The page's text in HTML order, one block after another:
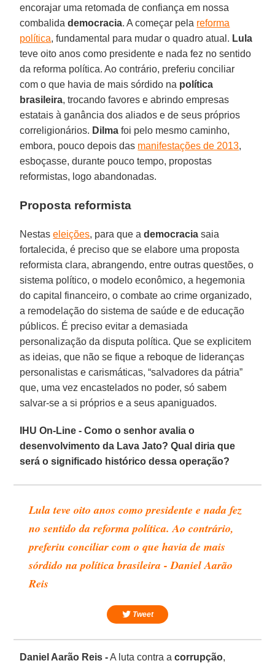
encorajar uma retomada de confiança em nossa
combalidademocracia. A começar pela reforma
política, fundamental para mudar o quadro atual. Lula
teve oito anos como presidente e nada fez no sentido
da reforma política. Ao contrário, preferiu conciliar
com o que havia de mais sórdido na política
brasileira, trocando favores e abrindo empresas
estatais à ganância dos aliados e de seus próprios
correligionários. Dilma foi pelo mesmo caminho,
embora, pouco depois das manifestações de 2013,
esboçasse, durante pouco tempo, propostas
reformistas, logo abandonadas.
Proposta reformista
Nestaseleições, para que ademocracia saia
fortalecida, é preciso que se elabore uma proposta
reformista clara, abrangendo, entre outras questões, o
sistema político, o modelo econômico, a hegemonia
do capital financeiro, o combate ao crime organizado,
a remodelação do sistema de saúde e de educação
públicos. É preciso evitar a demasiada
personalização da disputa política. Que se explicitem
as ideias, que não se fique a reboque de lideranças
personalistas e carismáticas, “salvadores da pátria”
que, uma vez encastelados no poder, só sabem
salvar-se a si próprios e a seus apaniguados.
IHU On-Line - Como o senhor avalia o
desenvolvimento da Lava Jato? Qual diria que
será o significado histórico dessa operação?
Lula teve oito anos como presidente e nada fez
no sentido da reforma política. Ao contrário,
preferiu conciliar com o que havia de mais
sórdido na política brasileira - Daniel Aarão
Reis
Tweet
Daniel Aarão Reis -A luta contra acorrupção,